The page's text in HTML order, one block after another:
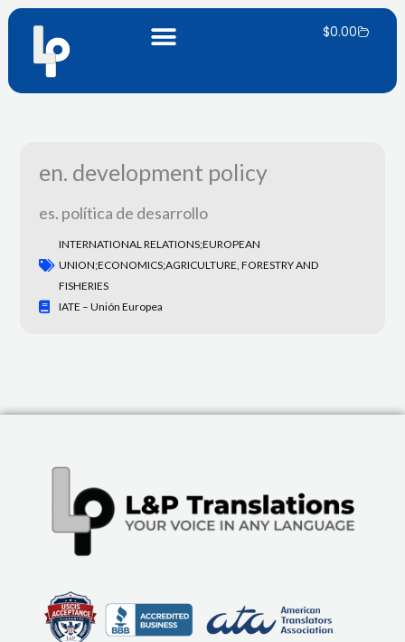
contenido
$0.00Carrito
en. development policy
es. política de desarrollo
INTERNATIONAL RELATIONS;EUROPEAN
UNION;ECONOMICS;AGRICULTURE, FORESTRY AND
FISHERIES
IATE – Unión Europea